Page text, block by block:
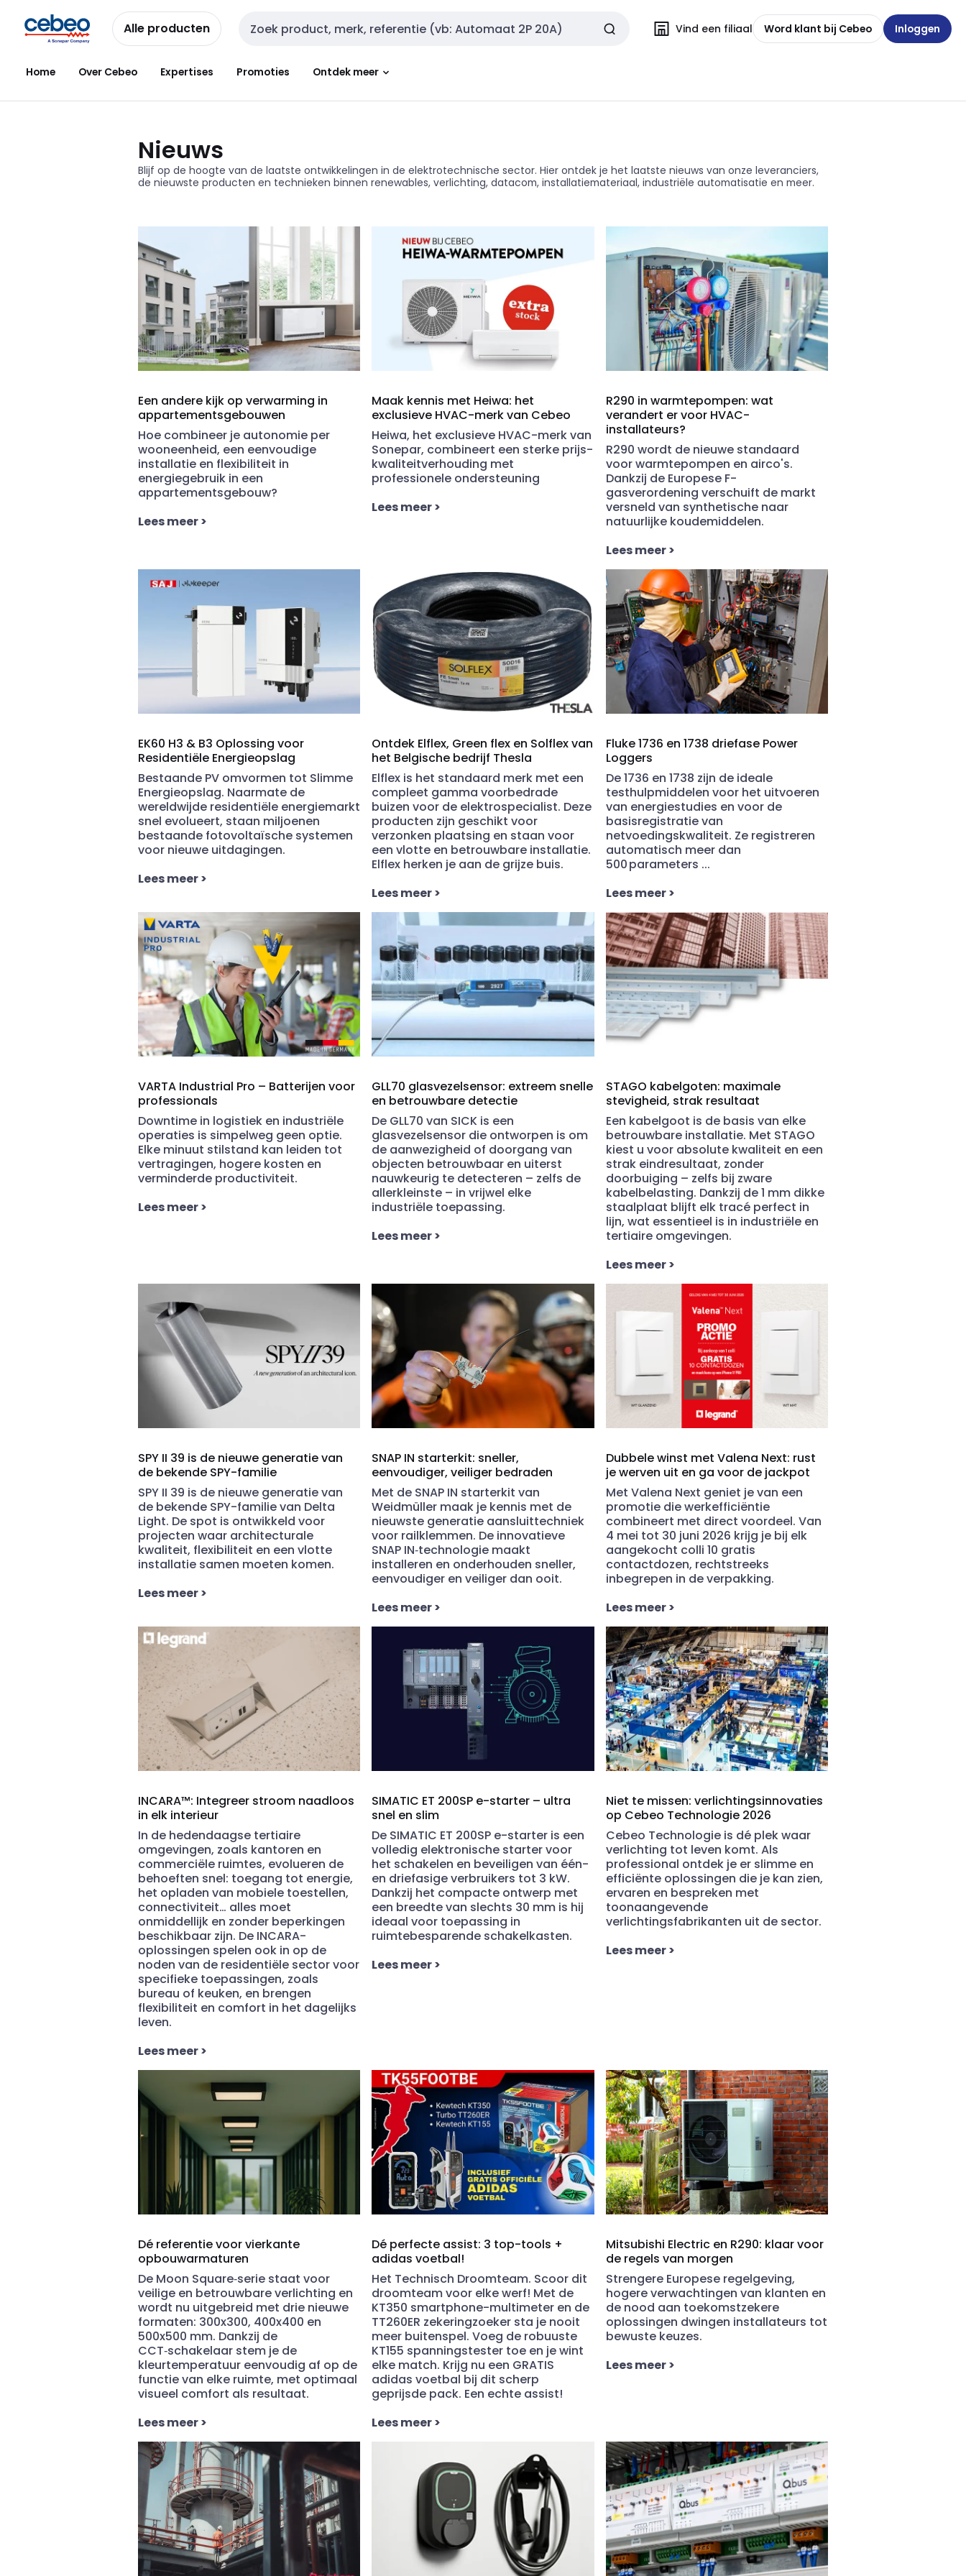
naar
navigatie
naar
inhoud
Alle producten Zoekveld invoer Vind een filiaal Word klant bij Cebeo Inloggen
Home Over Cebeo Expertises Promoties Ontdek meer
Nieuws
Blijf op de hoogte van de laatste ontwikkelingen in de elektrotechnische sector. Hier ontdek je het laatste nieuws van onze leveranciers,
de nieuwste producten en technieken binnen renewables, verlichting, datacom, installatiemateriaal, industriële automatisatie en meer.
Een andere kijk op verwarming in
appartementsgebouwen
Hoe combineer je autonomie per
wooneenheid, een eenvoudige
installatie en flexibiliteit in
energiegebruik in een
appartementsgebouw?
Lees meer>
Maak kennis met Heiwa: het
exclusieve HVAC-merk van Cebeo
Heiwa, het exclusieve HVAC-merk van
Sonepar, combineert een sterke prijs-
kwaliteitverhouding met
professionele ondersteuning
Lees meer>
R290 in warmtepompen: wat
verandert er voor HVAC-
installateurs?
R290 wordt de nieuwe standaard
voor warmtepompen en airco's.
Dankzij de Europese F-
gasverordening verschuift de markt
versneld van synthetische naar
natuurlijke koudemiddelen.
Lees meer>
EK60 H3 & B3 Oplossing voor
Residentiële Energieopslag
Bestaande PV omvormen tot Slimme
Energieopslag. Naarmate de
wereldwijde residentiële energiemarkt
snel evolueert, staan miljoenen
bestaande fotovoltaïsche systemen
voor nieuwe uitdagingen.
Lees meer>
Ontdek Elflex, Green flex en Solflex van
het Belgische bedrijf Thesla
Elflex is het standaard merk met een
compleet gamma voorbedrade
buizen voor de elektrospecialist. Deze
producten zijn geschikt voor
verzonken plaatsing en staan voor
een vlotte en betrouwbare installatie.
Elflex herken je aan de grijze buis.
Lees meer>
Fluke 1736 en 1738 driefase Power
Loggers
De 1736 en 1738 zijn de ideale
testhulpmiddelen voor het uitvoeren
van energiestudies en voor de
basisregistratie van
netvoedingskwaliteit. Ze registreren
automatisch meer dan
500 parameters ...
Lees meer>
VARTA Industrial Pro – Batterijen voor
professionals
Downtime in logistiek en industriële
operaties is simpelweg geen optie.
Elke minuut stilstand kan leiden tot
vertragingen, hogere kosten en
verminderde productiviteit.
Lees meer>
GLL70 glasvezelsensor: extreem snelle
en betrouwbare detectie
De GLL70 van SICK is een
glasvezelsensor die ontworpen is om
de aanwezigheid of doorgang van
objecten betrouwbaar en uiterst
nauwkeurig te detecteren – zelfs de
allerkleinste – in vrijwel elke
industriële toepassing.
Lees meer>
STAGO kabelgoten: maximale
stevigheid, strak resultaat
Een kabelgoot is de basis van elke
betrouwbare installatie. Met STAGO
kiest u voor absolute kwaliteit en een
strak eindresultaat, zonder
doorbuiging – zelfs bij zware
kabelbelasting. Dankzij de 1 mm dikke
staalplaat blijft elk tracé perfect in
lijn, wat essentieel is in industriële en
tertiaire omgevingen.
Lees meer>
SPY II 39 is de nieuwe generatie van
de bekende SPY-familie
SPY II 39 is de nieuwe generatie van
de bekende SPY-familie van Delta
Light. De spot is ontwikkeld voor
projecten waar architecturale
kwaliteit, flexibiliteit en een vlotte
installatie samen moeten komen.
Lees meer>
SNAP IN starterkit: sneller,
eenvoudiger, veiliger bedraden
Met de SNAP IN starterkit van
Weidmüller maak je kennis met de
nieuwste generatie aansluittechniek
voor railklemmen. De innovatieve
SNAP IN‑technologie maakt
installeren en onderhouden sneller,
eenvoudiger en veiliger dan ooit.
Lees meer>
Dubbele winst met Valena Next: rust
je werven uit en ga voor de jackpot
Met Valena Next geniet je van een
promotie die werkefficiëntie
combineert met direct voordeel. Van
4 mei tot 30 juni 2026 krijg je bij elk
aangekocht colli 10 gratis
contactdozen, rechtstreeks
inbegrepen in de verpakking.
Lees meer>
INCARA™: Integreer stroom naadloos
in elk interieur
In de hedendaagse tertiaire
omgevingen, zoals kantoren en
commerciële ruimtes, evolueren de
behoeften snel: toegang tot energie,
het opladen van mobiele toestellen,
connectiviteit… alles moet
onmiddellijk en zonder beperkingen
beschikbaar zijn. De INCARA-
oplossingen spelen ook in op de
noden van de residentiële sector voor
specifieke toepassingen, zoals
bureau of keuken, en brengen
flexibiliteit en comfort in het dagelijks
leven.
Lees meer>
SIMATIC ET 200SP e-starter – ultra
snel en slim
De SIMATIC ET 200SP e-starter is een
volledig elektronische starter voor
het schakelen en beveiligen van één-
en driefasige verbruikers tot 3 kW.
Dankzij het compacte ontwerp met
een breedte van slechts 30 mm is hij
ideaal voor toepassing in
ruimtebesparende schakelkasten.
Lees meer>
Niet te missen: verlichtingsinnovaties
op Cebeo Technologie 2026
Cebeo Technologie is dé plek waar
verlichting tot leven komt. Als
professional ontdek je er slimme en
efficiënte oplossingen die je kan zien,
ervaren en bespreken met
toonaangevende
verlichtingsfabrikanten uit de sector.
Lees meer>
Dé referentie voor vierkante
opbouwarmaturen
De Moon Square‑serie staat voor
veilige en betrouwbare verlichting en
wordt nu uitgebreid met drie nieuwe
formaten: 300x300, 400x400 en
500x500 mm. Dankzij de
CCT‑schakelaar stem je de
kleurtemperatuur eenvoudig af op de
functie van elke ruimte, met optimaal
visueel comfort als resultaat.
Lees meer>
Dé perfecte assist: 3 top-tools +
adidas voetbal!
Het Technisch Droomteam. Scoor dit
droomteam voor elke werf! Met de
KT350 smartphone-multimeter en de
TT260ER zekeringzoeker sta je nooit
meer buitenspel. Voeg de robuuste
KT155 spanningstester toe en je wint
elke match. Krijg nu een GRATIS
adidas voetbal bij dit scherp
geprijsde pack. Een echte assist!
Lees meer>
Mitsubishi Electric en R290: klaar voor
de regels van morgen
Strengere Europese regelgeving,
hogere verwachtingen van klanten en
de nood aan toekomstzekere
oplossingen dwingen installateurs tot
bewuste keuzes.
Lees meer>